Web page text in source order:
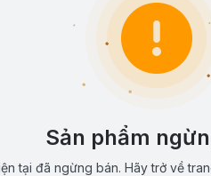
Sản phẩm
tại đã ngừng bán. Hãy trở về